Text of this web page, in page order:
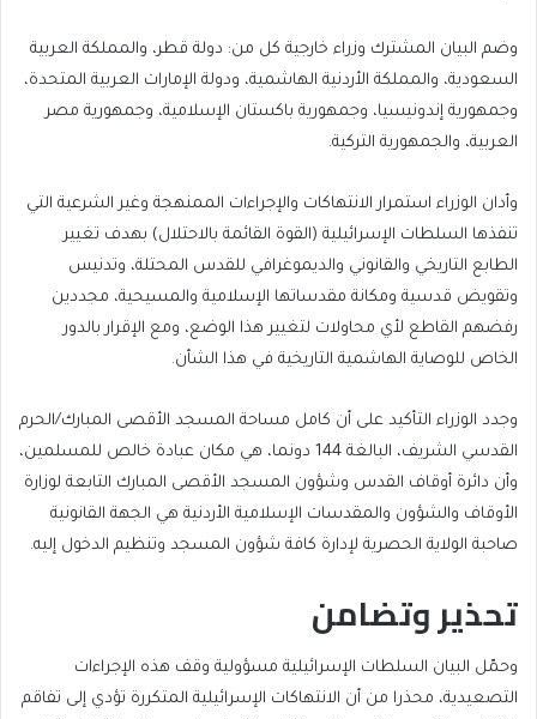
وضم البيان المشترك وزراء خارجية كل من: دولة قطر، والمملكة العربية
السعودية، والمملكة الأردنية الهاشمية، ودولة الإمارات العربية المتحدة،
وجمهورية إندونيسيا، وجمهورية باكستان الإسلامية، وجمهورية مصر
العربية، والجمهورية التركية.
وأدان الوزراء استمرار الانتهاكات والإجراءات الممنهجة وغير الشرعية التي
تنفذها السلطات الإسرائيلية (القوة القائمة بالاحتلال) بهدف تغيير
الطابع التاريخي والقانوني والديموغرافي للقدس المحتلة، وتدنيس
وتقويض قدسية ومكانة مقدساتها الإسلامية والمسيحية، مجددين
رفضهم القاطع لأي محاولات لتغيير هذا الوضع، ومع الإقرار بالدور
الخاص للوصاية الهاشمية التاريخية في هذا الشأن.
وجدد الوزراء التأكيد على أن كامل مساحة المسجد الأقصى المبارك/الحرم
القدسي الشريف، البالغة 144 دونما، هي مكان عبادة خالص للمسلمين،
وأن دائرة أوقاف القدس وشؤون المسجد الأقصى المبارك التابعة لوزارة
الأوقاف والشؤون والمقدسات الإسلامية الأردنية هي الجهة القانونية
صاحبة الولاية الحصرية لإدارة كافة شؤون المسجد وتنظيم الدخول إليه.
تحذير وتضامن
وحمّل البيان السلطات الإسرائيلية مسؤولية وقف هذه الإجراءات
التصعيدية، محذرا من أن الانتهاكات الإسرائيلية المتكررة تؤدي إلى تفاقم